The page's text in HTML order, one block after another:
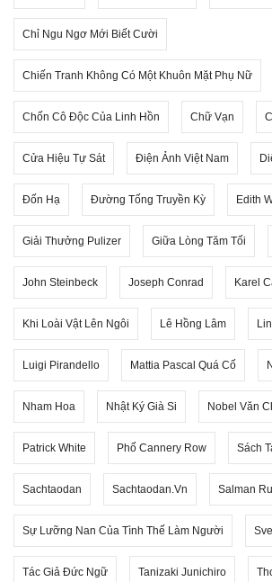
Chỉ Ngu Ngơ Mới Biết Cười
Chiến Tranh Không Có Một Khuôn Mặt Phụ Nữ
Chốn Cô Độc Của Linh Hồn Chữ Vạn
Cửa Hiệu Tự Sát Điện Ảnh Việt Nam
Đốn Hạ Đường Tống Truyền Kỳ Edith
Giải Thưởng Pulizer Giữa Lòng Tăm Tối
John Steinbeck Joseph Conrad Karel
Khi Loài Vật Lên Ngôi Lê Hồng Lâm
Luigi Pirandello Mattia Pascal Quá Cố
Nham Hoa Nhật Ký Già Si Nobel Văn
Patrick White Phố Cannery Row Sách
Sachtaodan Sachtaodan.vn Salman
Sự Lưỡng Nan Của Tình Thế Làm Người
Tác Giả Đức Ngữ Tanizaki Junichiro